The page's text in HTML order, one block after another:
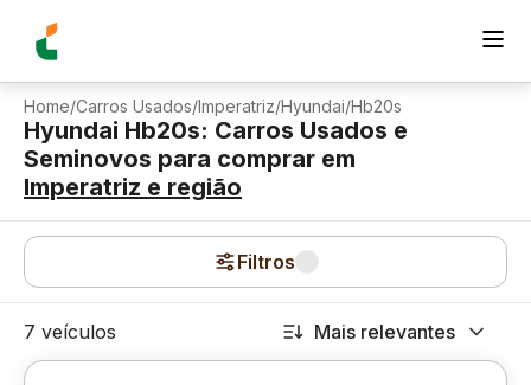
Home/Carros Usados/Imperatriz/Hyundai/Hb20s
Hyundai Hb20s: Carros Usados e
Seminovos para comprar em
Imperatriz e região
Filtros
7 veículos Mais relevantes